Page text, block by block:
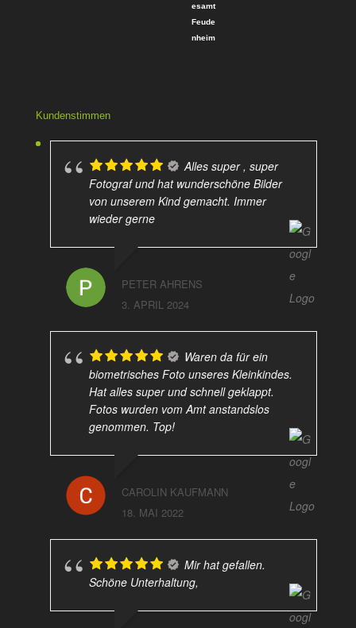
Kundenstimmen
Alles super , super
Fotograf und hat wunderschöne Bilder
von unserem Kind gemacht. Immer
wieder gerne
PETER AHRENS
3. APRIL 2024
Waren da für ein
biometrisches Foto unseres Kleinkindes.
Hat alles super und schnell geklappt.
Fotos wurden vom Amt anstandslos
genommen. Top!
CAROLIN KAUFMANN
18. MAI 2022
Mir hat gefallen.
Schöne Unterhaltung,